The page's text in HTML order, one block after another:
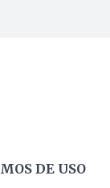
DE USO